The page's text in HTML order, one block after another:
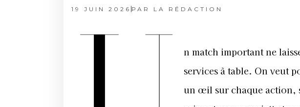
19 JUIN 2026 PAR LA RÉDACTION
n match important ne
services à table. On veut
un œil sur chaque action,